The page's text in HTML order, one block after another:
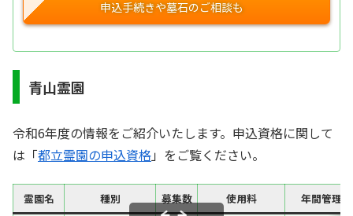
青山霊園
令和6年度の情報をご紹介いたします。申込資格に関して
は「都立霊園の申込資格」をご覧ください。
霊園名 種別 募集数 使用料 年間管理料